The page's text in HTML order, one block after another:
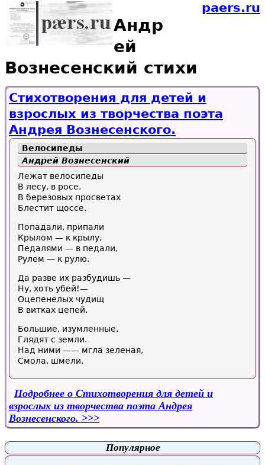
paers.ru
Андр
ей
Вознесенский стихи
Стихотворения для детей и
взрослых из творчества поэта
Андрея Вознесенского.
Велосипеды
Андрей Вознесенский
Лежат велосипеды
В лесу, в росе.
В березовых просветах
Блестит щоссе.
Попадали, припали
Крылом — к крылу,
Педалями — в педали,
Рулем — к рулю.
Да разве их разбудишь —
Ну, хоть убей!—
Оцепенелых чудищ
В витках цепей.
Большие, изумленные,
Глядят с земли.
Над ними —— мгла зеленая,
Смола, шмели.
Подробнее о Стихотворения для детей и
взрослых из творчества поэта Андрея
Вознесенского.
Популярное